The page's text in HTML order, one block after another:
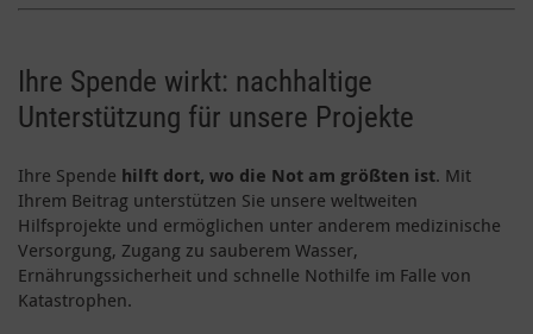
Ihre Spende wirkt: nachhaltige
Unterstützung für unsere Projekte
Ihre Spende hilft dort, wo die Not am größten ist. Mit
Ihrem Beitrag unterstützen Sie unsere weltweiten
Hilfsprojekte und ermöglichen unter anderem medizinische
Versorgung, Zugang zu sauberem Wasser,
Ernährungssicherheit und schnelle Nothilfe im Falle von
Katastrophen.